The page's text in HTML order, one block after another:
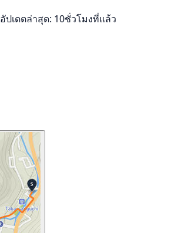
อัปเดตล่าสุด: 10ชั่วโมงที่แล้ว